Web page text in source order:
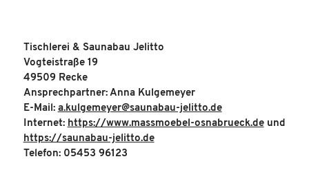
Tischlerei & Saunabau Jelitto
Vogteistraße 19
49509 Recke
Ansprechpartner: Anna Kulgemeyer
E-Mail: a.kulgemeyer@saunabau-jelitto.de
Internet: https://www.massmoebel-osnabrueck.deund
https://saunabau-jelitto.de
Telefon: 05453 96123